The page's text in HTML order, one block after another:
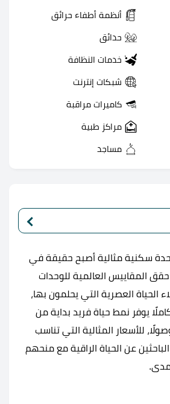
أنظمة أطفاء حرائق
حدائق
خدمات النظافة
شبكات إنترنت
كاميرات مراقبة
مراكز طبية
مساجد
سكنية مثالية أصبح حقيقة في
المقاييس العالمية للوحدات
الحياة العصرية التي يحلمون بها،
يوفر نمط حياة فريد بداية من
للأسعار المثالية التي تناسب
عن الحياة الراقية مع منحهم